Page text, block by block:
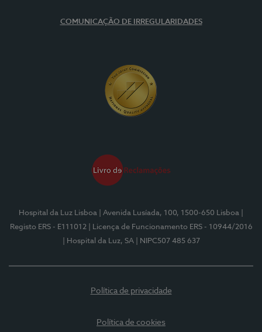
COMUNICAÇÃO DE IRREGULARIDADES
Hospital da Luz Lisboa | Avenida Lusíada, 100, 1500-650 Lisboa
Registo ERS - E111012
| Licença de Funcionamento ERS - 10944/2016
| Hospital da Luz, SA
| NIPC507 485 637
Política de privacidade
Política de cookies